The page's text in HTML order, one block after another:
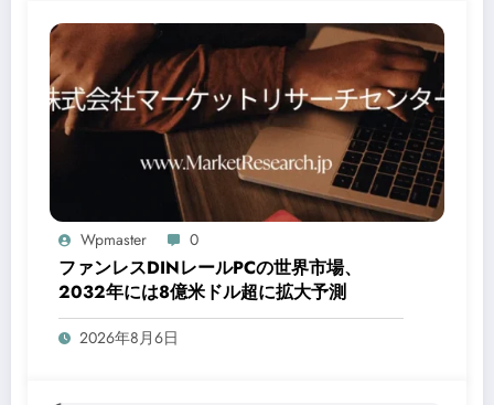
Wpmaster 0
ファンレスDINレールPCの世界市場、
2032年には8億米ドル超に拡大予測
2026年8月6日